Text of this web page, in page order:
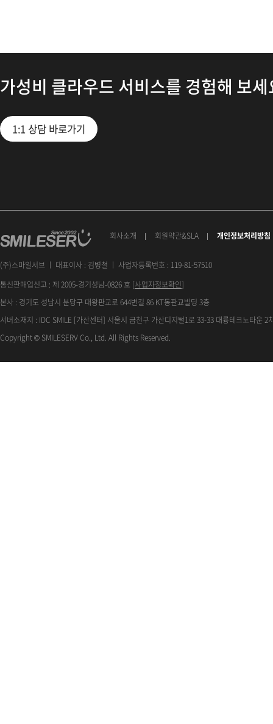
가성비 클라우드 서비스를 경험해 보
1:1 상담 바로가기
회사소개 회원약관&SLA 개인정보처리방침
(주)스마일서브 ㅣ 대표이사 : 김병철 ㅣ 사업자등록번호 : 119-81-57510
통신판매업신고 : 제 2005-경기성남-0826 호 [사업자정보확인]
본사 : 경기도 성남시 분당구 대왕판교로 644번길 86 KT동판교빌딩 3층
서버소재지 : IDC SMILE [가산센터] 서울시 금천구 가산디지털1로 33-33 대륭테크노타운 2
Copyright © SMILESERV Co., Ltd. All Rights Reserved.